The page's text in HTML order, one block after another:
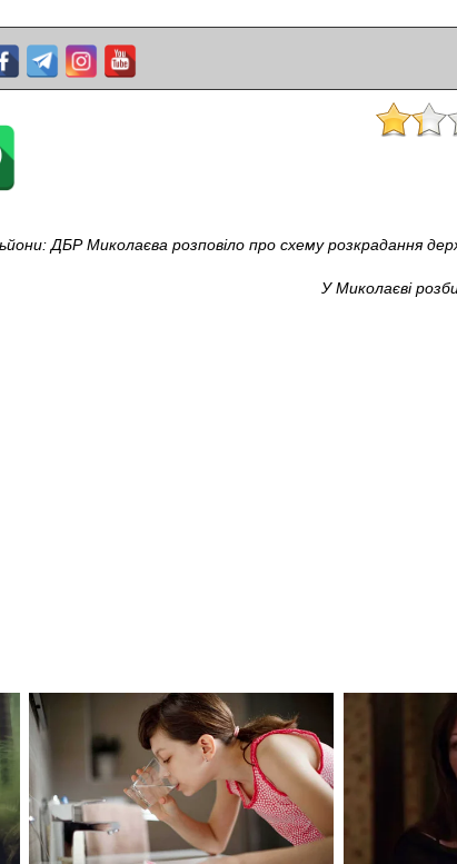
ДБР Миколаєва розповіло про схему розкрадання
У Миколаєві